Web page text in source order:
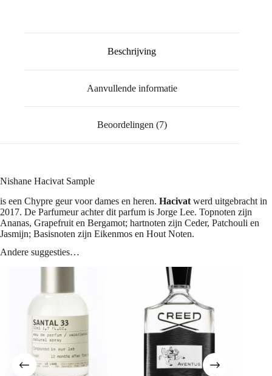
Beschrijving
Aanvullende informatie
Beoordelingen (7)
Nishane Hacivat Sample
is een Chypre geur voor dames en heren. Hacivat werd uitgebracht in
2017. De Parfumeur achter dit parfum is Jorge Lee. Topnoten zijn
Ananas, Grapefruit en Bergamot; hartnoten zijn Ceder, Patchouli en
Jasmijn; Basisnoten zijn Eikenmos en Hout Noten.
Andere suggesties…